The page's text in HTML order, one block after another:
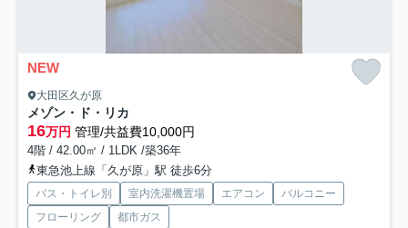
NEW
大田区久が原
メゾン・ド・リカ
16万円 管理/共益費10,000円
4階 / 42.00㎡ / 1LDK /築36年
東急池上線「久が原」駅 徒歩6分
バス・トイレ別 室内洗濯機置場 エアコン
バルコニー
フローリング
都市ガス